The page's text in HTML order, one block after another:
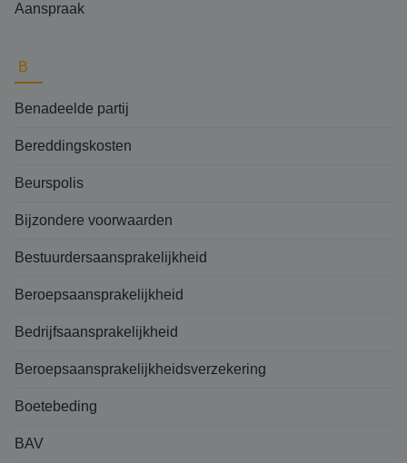
Aanspraak
B
Benadeelde partij
Bereddingskosten
Beurspolis
Bijzondere voorwaarden
Bestuurdersaansprakelijkheid
Beroepsaansprakelijkheid
Bedrijfsaansprakelijkheid
Beroepsaansprakelijkheidsverzekering
Boetebeding
BAV